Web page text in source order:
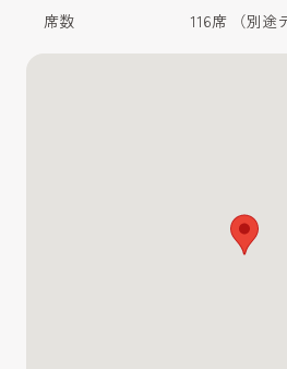
席数 116席 （別途